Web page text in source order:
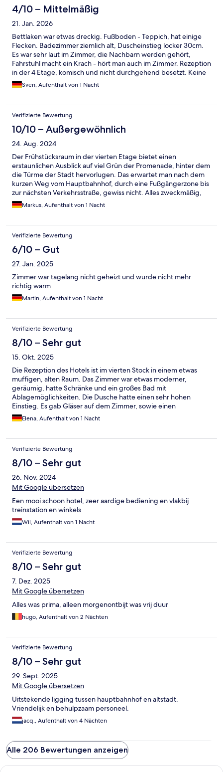
4/10 – Mittelmäßig
21. Jan. 2026
Bettlaken war etwas dreckig. Fußboden - Teppich, hat einige
Flecken. Badezimmer ziemlich alt, Duscheinstieg locker 30cm.
Es war sehr laut im Zimmer, die Nachbarn werden gehört,
Fahrstuhl macht ein Krach - hört man auch im Zimmer. Rezeption
in der 4 Etage, komisch und nicht durchgehend besetzt. Keine
Info, wohin mit dem Schlüssel nach Check-Out. Alles sehr
merkwürdig. Es gibt eine Handynummer - die geht nicht ans
Sven, Aufenthalt von 1 Nacht
Verifizierte Bewertung
10/10 – Außergewöhnlich
24. Aug. 2024
Der Frühstücksraum in der vierten Etage bietet einen
erstaunlichen Ausblick auf viel Grün der Promenade, hinter dem
die Türme der Stadt hervorlugen. Das erwartet man nach dem
kurzen Weg vom Hauptbahnhof, durch eine Fußgängerzone bis
zur nächsten Verkehrsstraße, gewiss nicht. Alles zweckmäßig,
supersauber. Dass man kein Wechselgeld für Barzahlungen
mehr vorhält, mag modisch sein, ist aber dennoch nicht
Markus, Aufenthalt von 1 Nacht
Verifizierte Bewertung
6/10 – Gut
27. Jan. 2025
Zimmer war tagelang nicht geheizt und wurde nicht mehr
richtig warm
Martin, Aufenthalt von 1 Nacht
Verifizierte Bewertung
8/10 – Sehr gut
15. Okt. 2025
Die Rezeption des Hotels ist im vierten Stock in einem etwas
muffigen, alten Raum. Das Zimmer war etwas moderner,
geräumig, hatte Schränke und ein großes Bad mit
Ablagemöglichkeiten. Die Dusche hatte einen sehr hohen
Einstieg. Es gab Gläser auf dem Zimmer, sowie einen
Flaschenöffner. Auch gab es einen kleinen Ventilator. Leider war
es sehr hellhörig. Es war unmöglich, die Fenster in der Nacht
unglaublich laut waren. Auch der Flur des Hotels war zu gut zu
hören, wenn sich Menschen etwas lauter unterhalten haben
(trotz der doppeltür am Zimmer). Alles in allem ist die Lage sehr
zentral, Rewe und der Bahnhof in unmittelbarer Nähe. Bäcker
gegenüber. Preis Leistung gut. Nächstes Parkhaus 19,- pro Tag
(5 min Fußweg).
Elena, Aufenthalt von 1 Nacht
Verifizierte Bewertung
8/10 – Sehr gut
26. Nov. 2024
Mit Google übersetzen
Een mooi schoon hotel, zeer aardige bediening en vlakbij
treinstation en winkels
Wil, Aufenthalt von 1 Nacht
Verifizierte Bewertung
8/10 – Sehr gut
7. Dez. 2025
Mit Google übersetzen
Alles was prima, alleen morgenontbijt was vrij duur
hugo, Aufenthalt von 2 Nächten
Verifizierte Bewertung
8/10 – Sehr gut
29. Sept. 2025
Mit Google übersetzen
Uitstekende ligging tussen hauptbahnhof en altstadt.
Vriendelijk en behulpzaam personeel.
jacq., Aufenthalt von 4 Nächten
Alle 206 Bewertungen anzeigen